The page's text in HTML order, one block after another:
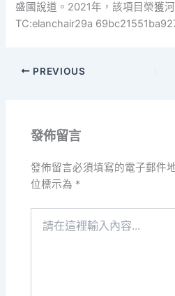
盛國說道。2021年，該項目榮獲
TC:elanchair29a
PREVIOUS
發佈留言
發佈留言必須填寫的電子郵件
位標示為 *